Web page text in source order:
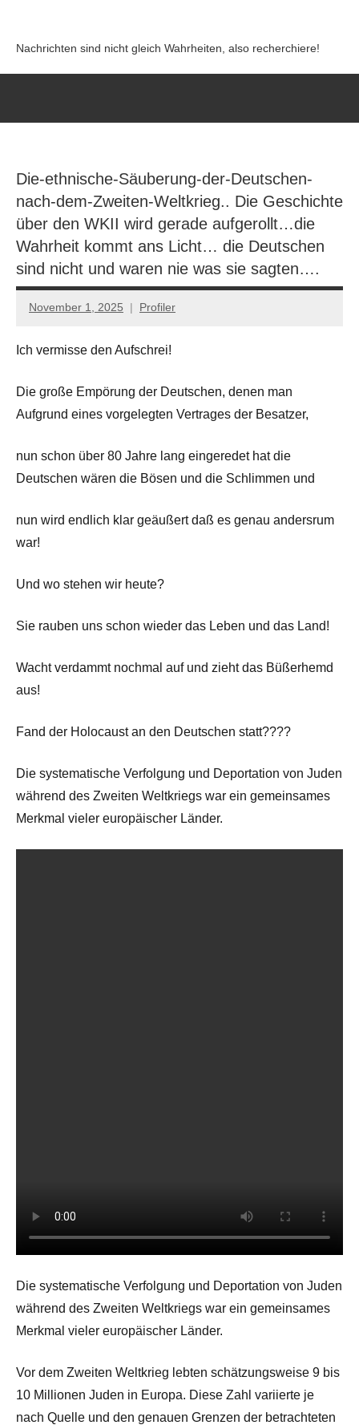
springen
Nachrichten sind nicht gleich Wahrheiten, also recherchiere!
Die-ethnische-Säuberung-der-Deutschen-
nach-dem-Zweiten-Weltkrieg.. Die Geschichte
über den WKII wird gerade aufgerollt…die
Wahrheit kommt ans Licht… die Deutschen
sind nicht und waren nie was sie sagten….
November 1, 2025 Profiler
Keine
Ich vermisse den Aufschrei!
Die große Empörung der Deutschen, denen man
Aufgrund eines vorgelegten Vertrages der Besatzer,
nun schon über 80 Jahre lang eingeredet hat die
Deutschen wären die Bösen und die Schlimmen und
nun wird endlich klar geäußert daß es genau andersrum
war!
Und wo stehen wir heute?
Sie rauben uns schon wieder das Leben und das Land!
Wacht verdammt nochmal auf und zieht das Büßerhemd
aus!
Fand der Holocaust an den Deutschen statt????
Die systematische Verfolgung und Deportation von Juden
während des Zweiten Weltkriegs war ein gemeinsames
Merkmal vieler europäischer Länder.
Die systematische Verfolgung und Deportation von Juden
während des Zweiten Weltkriegs war ein gemeinsames
Merkmal vieler europäischer Länder.
Vor dem Zweiten Weltkrieg lebten schätzungsweise 9 bis
10 Millionen Juden in Europa. Diese Zahl variierte je
nach Quelle und den genauen Grenzen der betrachteten